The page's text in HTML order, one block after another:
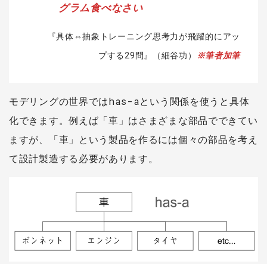
グラム食べなさい
『具体⇔抽象トレーニング思考力が飛躍的にアッ
プする29問』（細谷功）
※筆者加筆
モデリングの世界ではhas-aという関係を使うと具体
化できます。例えば「車」はさまざまな部品でできてい
ますが、「車」という製品を作るには個々の部品を考え
て設計製造する必要があります。